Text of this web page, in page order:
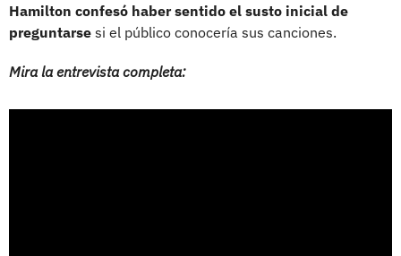
Hamilton confesó haber sentido el susto inicial de
preguntarse si el público conocería sus canciones.
Mira la entrevista completa: